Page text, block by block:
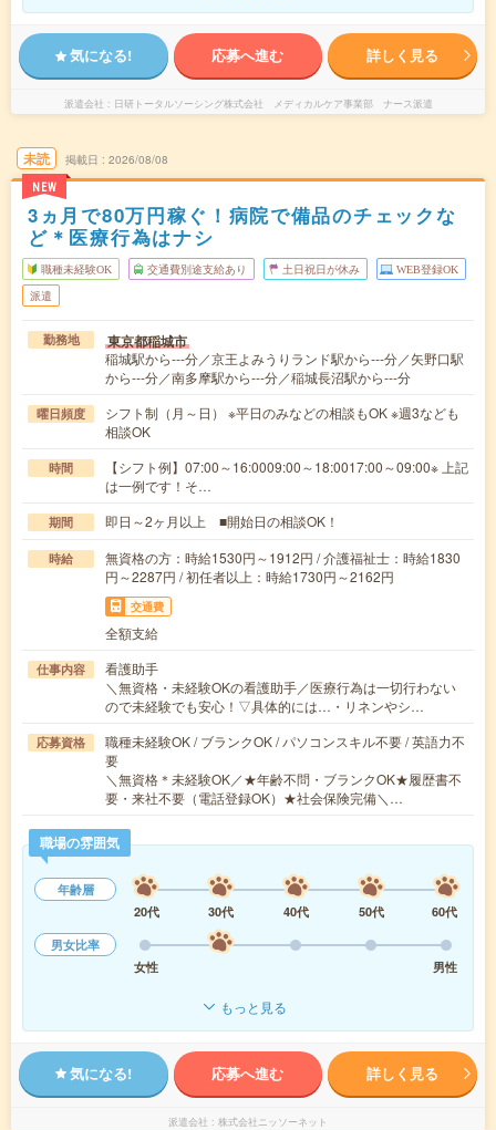
気になる! 応募へ進む 詳しく見る
派遣会社 日研トータルソーシング株式会社 メディカルケア事業部 ナース派遣
未読
NEW
掲載日 2026/08/08
3ヵ月で80万円稼ぐ！病院で備品のチェックな
ど＊医療行為はナシ
職種未経験OK 交通費別途支給あり 土日祝日が休み WEB登録OK
派遣
勤務地 東京都稲城市
稲城駅から---分／京王よみうりランド駅から---分／矢野口駅
から---分／南多摩駅から---分／稲城長沼駅から---分
曜日頻度
シフト制（月～日） ※平日のみなどの相談もOK ※週3なども
相談OK
時間
【シフト例】07:00～16:0009:00～18:0017:00～09:00※ 上記
は一例です！そ…
期間 即日～2ヶ月以上 ■開始日の相談OK！
時給
無資格の方：時給1530円～1912円 / 介護福祉士：時給1830
円～2287円 / 初任者以上：時給1730円～2162円
交通費
全額支給
仕事内容
看護助手
＼無資格・未経験OKの看護助手／医療行為は一切行わない
ので未経験でも安心！▽具体的には…・リネンやシ…
応募資格
職種未経験OK / ブランクOK / パソコンスキル不要 / 英語力不
要
＼無資格＊未経験OK／★年齢不問・ブランクOK★履歴書不
要・来社不要（電話登録OK）★社会保険完備＼…
職場の雰囲気
年齢層
20代
30代 40代 50代
60代
男女比率
女性
男性
もっと見る
気になる! 応募へ進む 詳しく見る
派遣会社 株式会社ニッソーネット